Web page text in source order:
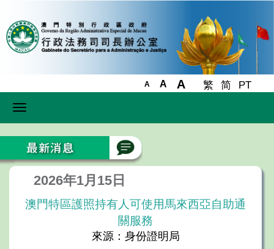
A A A 繁 简 PT
Toggle
2026年1月15日
澳門特區護照持有人可使用馬來西亞自助通
關服務
來源：身份證明局